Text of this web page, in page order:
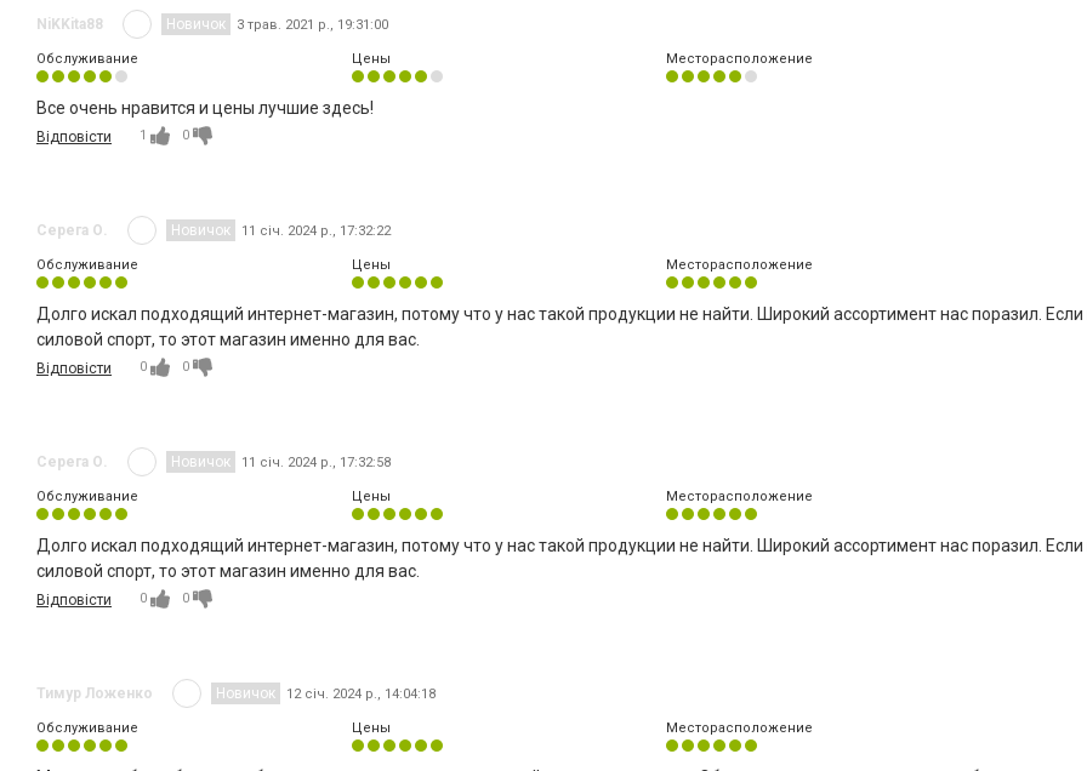
NiKKita88 Новичок 3 трав. 2021 р., 19:31:00
Обслуживание Цены Месторасположение
Все очень нравится и цены лучшие здесь!
Відповісти 1 0
Серега О. Новичок 11 січ. 2024 р., 17:32:22
Обслуживание Цены Месторасположение
Долго искал подходящий интернет-магазин, потому что у нас такой продукции не найти. Широкий ассортимент нас поразил.
силовой спорт, то этот магазин именно для вас.
Відповісти 0 0
Серега О. Новичок 11 січ. 2024 р., 17:32:58
Обслуживание Цены Месторасположение
Долго искал подходящий интернет-магазин, потому что у нас такой продукции не найти. Широкий ассортимент нас поразил.
силовой спорт, то этот магазин именно для вас.
Відповісти 0 0
Тимур Ложенко Новичок 12 січ. 2024 р., 14:04:18
Обслуживание Цены Месторасположение